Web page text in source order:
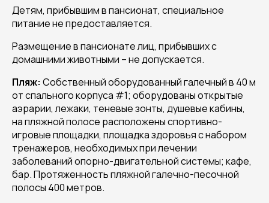
Детям, прибывшим в пансионат, специальное
питание не предоставляется.
Размещение в пансионате лиц, прибывших с
домашними животными – не допускается.
Пляж: Собственный оборудованный галечный в 40 м
от спального корпуса #1; оборудованы открытые
аэрарии, лежаки, теневые зонты, душевые кабины,
на пляжной полосе расположены спортивно-
игровые площадки, площадка здоровья с набором
тренажеров, необходимых при лечении
заболеваний опорно-двигательной системы; кафе,
бар. Протяженность пляжной галечно-песочной
полосы 400 метров.